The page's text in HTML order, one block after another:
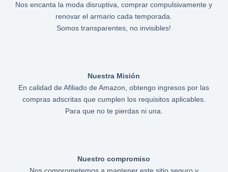
Nos encanta la moda disruptiva, comprar compulsivamente y
renovar el armario cada temporada.
Somos transparentes, no invisibles!
Nuestra Misión
En calidad de Afiliado de Amazon, obtengo ingresos por las
compras adscritas que cumplen los requisitos aplicables.
Para que no te pierdas ni una.
Nuestro compromiso